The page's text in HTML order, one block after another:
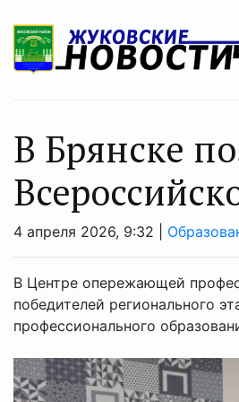
В Брянске
4 апреля 2026, 9:32 |
В Центре опережающей
победителей регионального
профессионального